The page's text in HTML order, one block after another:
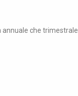
che trimestrale.